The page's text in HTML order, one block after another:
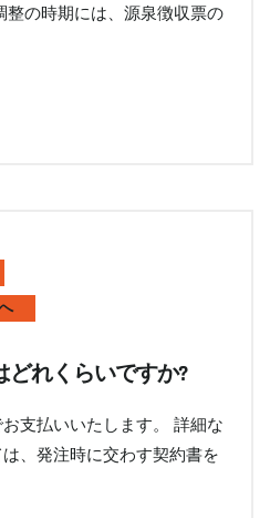
の時期には、源泉徴収票の
れくらいですか?
支払いいたします。 詳細な
、発注時に交わす契約書を